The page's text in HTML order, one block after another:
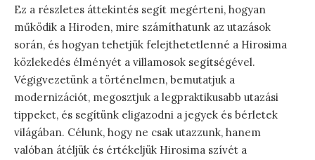
Ez a részletes áttekintés segít megérteni, hogyan
működik a Hiroden, mire számíthatunk az utazások
során, és hogyan tehetjük felejthetetlenné a Hirosima
közlekedés élményét a villamosok segítségével.
Végigvezetünk a történelmen, bemutatjuk a
modernizációt, megosztjuk a legpraktikusabb utazási
tippeket, és segítünk eligazodni a jegyek és bérletek
világában. Célunk, hogy ne csak utazzunk, hanem
valóban átéljük és értékeljük Hirosima szívét a